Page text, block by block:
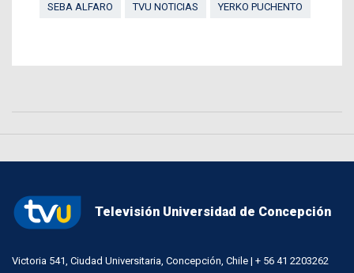
SEBA ALFARO TVU NOTICIAS YERKO PUCHENTO
Televisión Universidad de Concepción
Victoria 541, Ciudad Universitaria, Concepción, Chile | + 56 41 2203262